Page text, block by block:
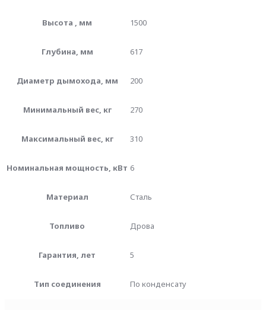
Высота , мм 1500
Глубина, мм 617
Диаметр дымохода, мм 200
Минимальный вес, кг 270
Максимальный вес, кг 310
Номинальная мощность, кВт 6
Материал Сталь
Топливо Дрова
Гарантия, лет 5
Тип соединения По конденсату